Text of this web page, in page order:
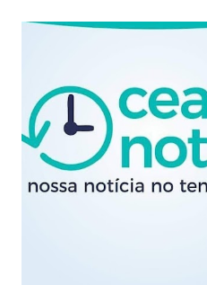
Pular para o